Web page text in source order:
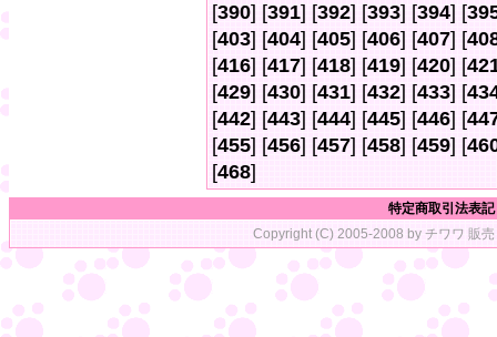
[390] [391] [392] [393] [394] [
[403] [404] [405] [406] [407] [
[416] [417] [418] [419] [420] [
[429] [430] [431] [432] [433] [
[442] [443] [444] [445] [446] [
[455] [456] [457] [458] [459] [
[468]
特定商取引法表記
Copyright (C) 2005-2008 by チワワ 販